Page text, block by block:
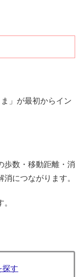
」が最初からイン
歩数・移動距離・消
につながります。
探す